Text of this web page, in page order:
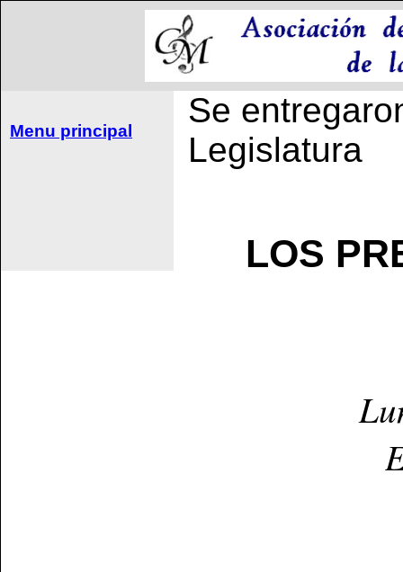
Menu principal
Se
Legislatura
LOS